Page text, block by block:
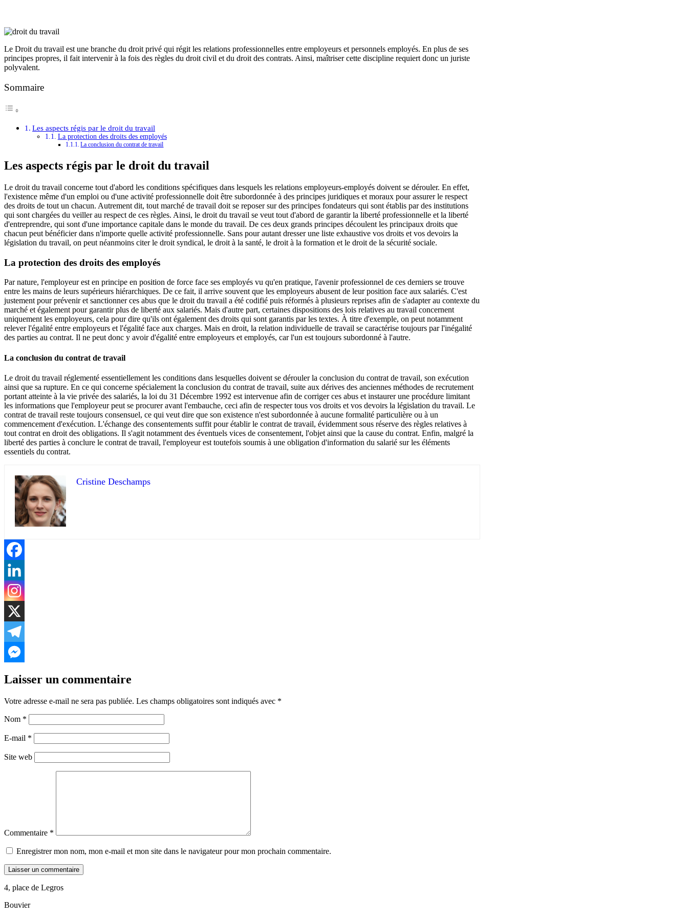
Le Droit du travail est une branche du droit privé qui régit les relations professionnelles entre employeurs et personnels employés. En plus de ses
principes propres, il fait intervenir à la fois des règles du droit civil et du droit des contrats. Ainsi, maîtriser cette discipline requiert donc un juriste
polyvalent.
Sommaire
Les aspects régis par le droit du travail
La protection des droits des employés
La conclusion du contrat de travail
Les aspects régis par le droit du travail
Le droit du travail concerne tout d'abord les conditions spécifiques dans lesquels les relations employeurs-employés doivent se dérouler. En effet,
l'existence même d'un emploi ou d'une activité professionnelle doit être subordonnée à des principes juridiques et moraux pour assurer le respect
des droits de tout un chacun. Autrement dit, tout marché de travail doit se reposer sur des principes fondateurs qui sont établis par des institutions
qui sont chargées du veiller au respect de ces règles. Ainsi, le droit du travail se veut tout d'abord de garantir la liberté professionnelle et la liberté
d'entreprendre, qui sont d'une importance capitale dans le monde du travail. De ces deux grands principes découlent les principaux droits que
chacun peut bénéficier dans n'importe quelle activité professionnelle. Sans pour autant dresser une liste exhaustive vos droits et vos devoirs la
législation du travail, on peut néanmoins citer le droit syndical, le droit à la santé, le droit à la formation et le droit de la sécurité sociale.
La protection des droits des employés
Par nature, l'employeur est en principe en position de force face ses employés vu qu'en pratique, l'avenir professionnel de ces derniers se trouve
entre les mains de leurs supérieurs hiérarchiques. De ce fait, il arrive souvent que les employeurs abusent de leur position face aux salariés. C'est
justement pour prévenir et sanctionner ces abus que le droit du travail a été codifié puis réformés à plusieurs reprises afin de s'adapter au contexte du
marché et également pour garantir plus de liberté aux salariés. Mais d'autre part, certaines dispositions des lois relatives au travail concernent
uniquement les employeurs, cela pour dire qu'ils ont également des droits qui sont garantis par les textes. À titre d'exemple, on peut notamment
relever l'égalité entre employeurs et l'égalité face aux charges. Mais en droit, la relation individuelle de travail se caractérise toujours par l'inégalité
des parties au contrat. Il ne peut donc y avoir d'égalité entre employeurs et employés, car l'un est toujours subordonné à l'autre.
La conclusion du contrat de travail
Le droit du travail réglementé essentiellement les conditions dans lesquelles doivent se dérouler la conclusion du contrat de travail, son exécution
ainsi que sa rupture. En ce qui concerne spécialement la conclusion du contrat de travail, suite aux dérives des anciennes méthodes de recrutement
portant atteinte à la vie privée des salariés, la loi du 31 Décembre 1992 est intervenue afin de corriger ces abus et instaurer une procédure limitant
les informations que l'employeur peut se procurer avant l'embauche, ceci afin de respecter tous vos droits et vos devoirs la législation du travail. Le
contrat de travail reste toujours consensuel, ce qui veut dire que son existence n'est subordonnée à aucune formalité particulière ou à un
commencement d'exécution. L'échange des consentements suffit pour établir le contrat de travail, évidemment sous réserve des règles relatives à
tout contrat en droit des obligations. Il s'agit notamment des éventuels vices de consentement, l'objet ainsi que la cause du contrat. Enfin, malgré la
liberté des parties à conclure le contrat de travail, l'employeur est toutefois soumis à une obligation d'information du salarié sur les éléments
essentiels du contrat.
Cristine Deschamps
Laisser un commentaire
Votre adresse e-mail ne sera pas publiée. Les champs obligatoires sont indiqués avec *
Nom *
E-mail *
Site web
Commentaire *
Enregistrer mon nom, mon e-mail et mon site dans le navigateur pour mon prochain commentaire.
4, place de Legros
Bouvier